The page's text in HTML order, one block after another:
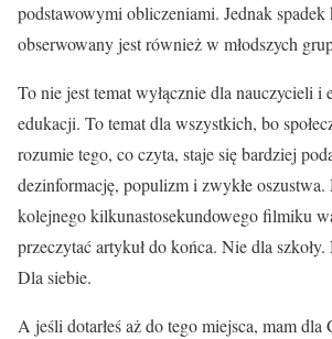
podstawowymi obliczeniami. Jednak spadek
obserwowany jest również w młodszych
To nie jest temat wyłącznie dla nauczycieli i
edukacji. To temat dla wszystkich, bo
rozumie tego, co czyta, staje się bardziej
dezinformację, populizm i zwykłe
kolejnego kilkunastosekundowego filmiku
przeczytać artykuł do końca. Nie dla
Dla siebie.
A jeśli dotarłeś aż do tego miejsca, mam dla